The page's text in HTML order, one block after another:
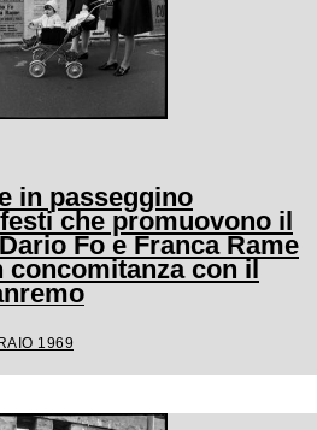
in passeggino
che promuovono il
Fo e Franca Rame
concomitanza con il
1969